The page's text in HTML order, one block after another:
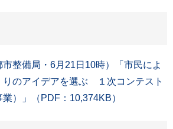
市整備局・6月21日10時）「市民によ
りのアイデアを選ぶ １次コンテスト
）」（PDF：10,374KB）